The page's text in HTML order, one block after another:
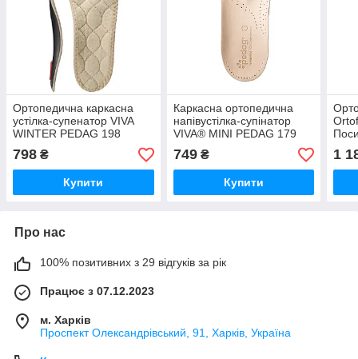
Ортопедична каркасна
устілка-супенатор VIVA
WINTER PEDAG 198
798 ₴
Купити
Каркасна ортопедична
напівустілка-супінатор
VIVA® MINI PEDAG 179
749₴
Купити
1
Про нас
100% позитивних з 29 відгуків за рік
Працює з 07.12.2023
м. Харків
Проспект Олександрівський, 91, Харків, Україна